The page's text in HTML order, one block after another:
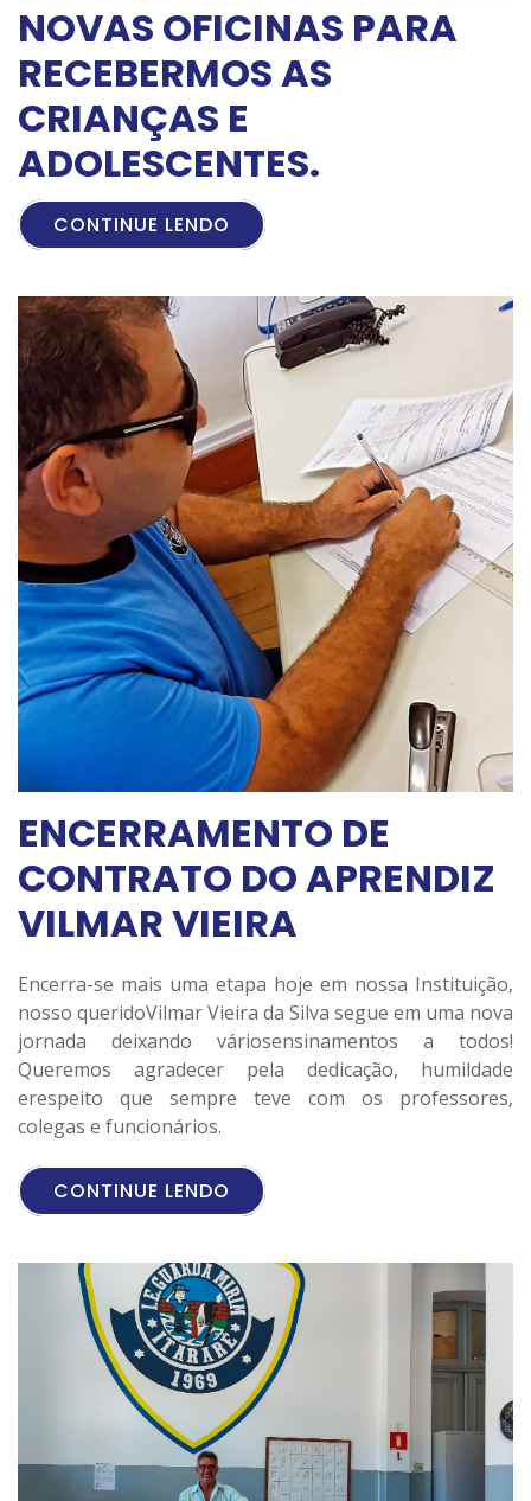
NOVAS OFICINAS PARA
RECEBERMOS AS
CRIANÇAS E
ADOLESCENTES.
CONTINUE LENDO
ENCERRAMENTO DE
CONTRATO DO APRENDIZ
VILMAR VIEIRA
Encerra-se mais uma etapa hoje em nossa Instituição,
nosso queridoVilmar Vieira da Silva segue em uma nova
jornada deixando váriosensinamentos a todos!
Queremos agradecer pela dedicação, humildade
erespeito que sempre teve com os professores,
colegas e funcionários.
CONTINUE LENDO